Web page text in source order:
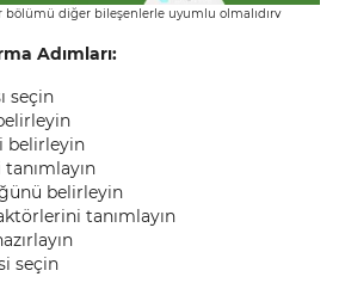
bölümü diğer bileşenlerle uyumlu olmalıdırv
Adımları:
seçin
belirleyin
belirleyin
tanımlayın
seçin